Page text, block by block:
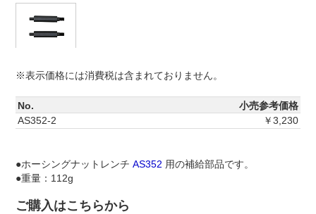
※表示価格には消費税は含まれておりません。
No.
小売参考価格
AS352-2
￥3,230
●ホーシングナットレンチ AS352 用の補給部品です。
●重量：112g
ご購入はこちらから